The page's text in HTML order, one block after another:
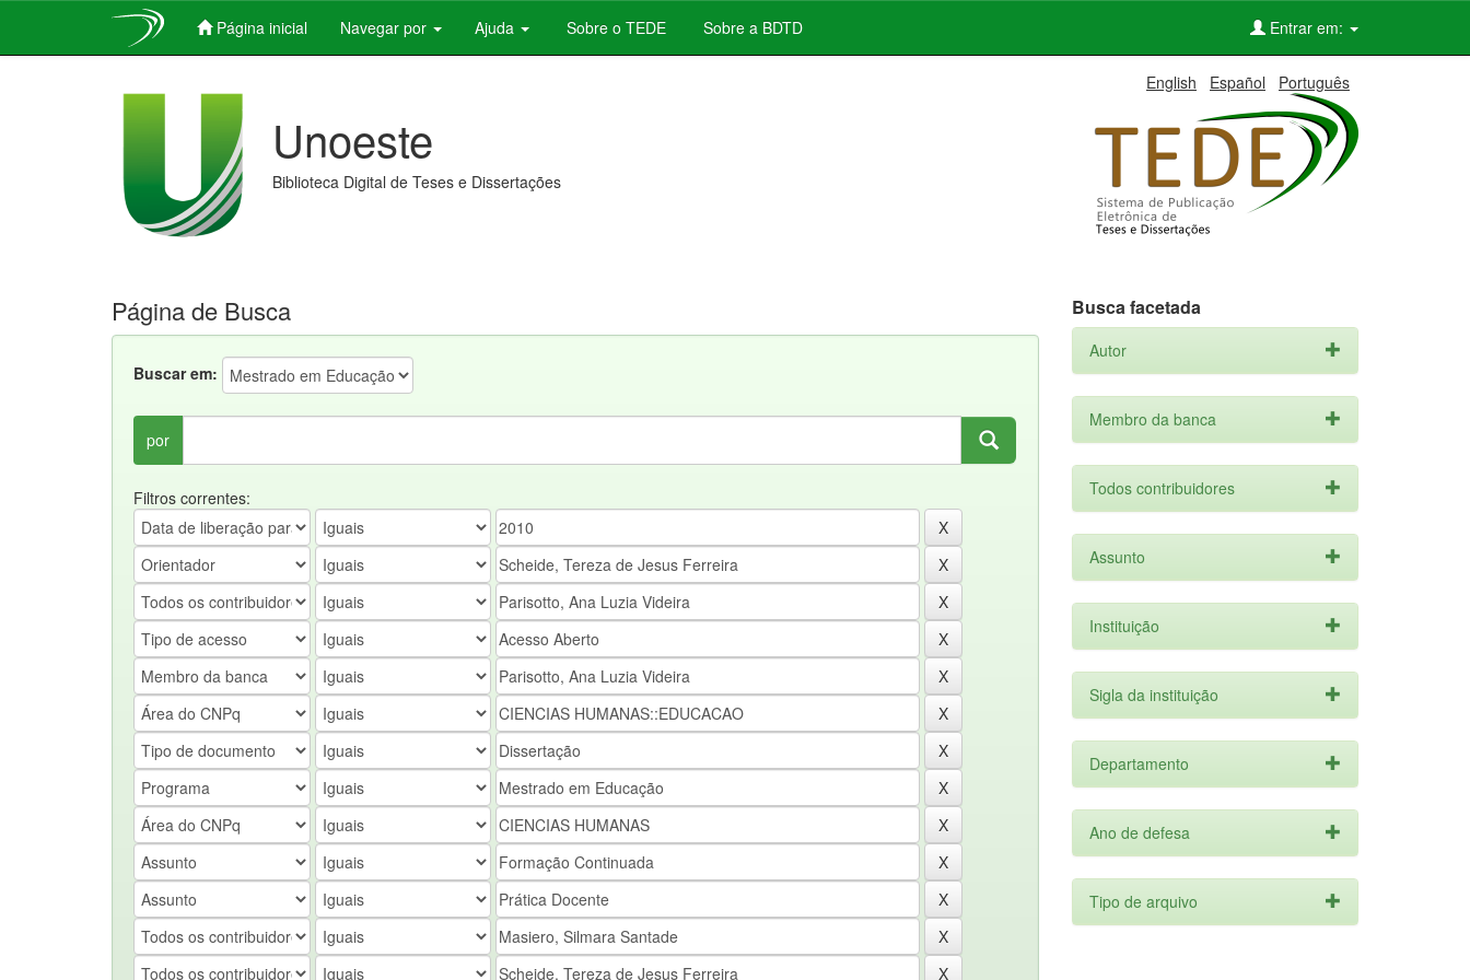
Página inicial Navegar por Ajuda Sobre o TEDE Sobre a BDTD Entrar em:
English Español Português
Unoeste
Biblioteca Digital de Teses e Dissertações
Página de Busca
Buscar em:
por
Filtros correntes:
Busca facetada
Autor
Membro da banca
Todos contribuidores
Assunto
Instituição
Sigla da instituição
Departamento
Ano de defesa
Tipo de arquivo